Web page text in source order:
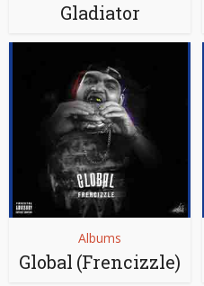
Gladiator
Albums
Global (Frencizzle)